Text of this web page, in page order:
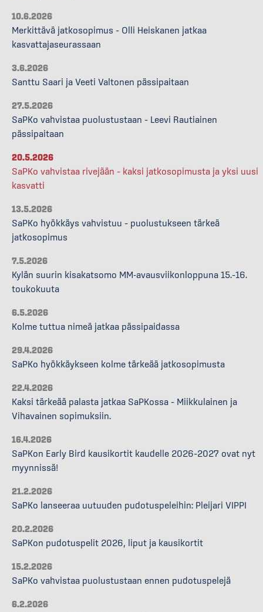
10.6.2026
Merkittävä jatkosopimus – Olli Heiskanen jatkaa
kasvattajaseurassaan
3.6.2026
Santtu Saari ja Veeti Valtonen pässipaitaan
27.5.2026
SaPKo vahvistaa puolustustaan – Leevi Rautiainen
pässipaitaan
20.5.2026
SaPKo vahvistaa rivejään – kaksi jatkosopimusta ja yksi uusi
kasvatti
13.5.2026
SaPKo hyökkäys vahvistuu – puolustukseen tärkeä
jatkosopimus
7.5.2026
Kylän suurin kisakatsomo MM-avausviikonloppuna 15.–16.
toukokuuta
6.5.2026
Kolme tuttua nimeä jatkaa pässipaidassa
29.4.2026
SaPKo hyökkäykseen kolme tärkeää jatkosopimusta
22.4.2026
Kaksi tärkeää palasta jatkaa SaPKossa – Miikkulainen ja
Vihavainen sopimuksiin.
16.4.2026
SaPKon Early Bird kausikortit kaudelle 2026–2027 ovat nyt
myynnissä!
21.2.2026
SaPKo lanseeraa uutuuden pudotuspeleihin: Pleijari VIPPI
20.2.2026
SaPKon pudotuspelit 2026, liput ja kausikortit
15.2.2026
SaPKo vahvistaa puolustustaan ennen pudotuspelejä
6.2.2026